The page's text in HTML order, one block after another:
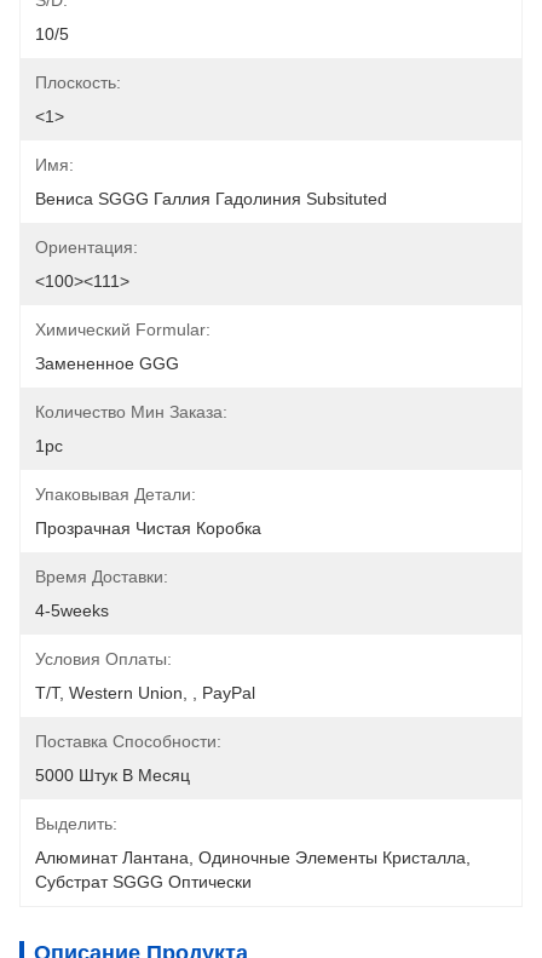
10/5
Плоскость:
<1>
Имя:
Вениса SGGG Галлия Гадолиния Subsituted
Ориентация:
<100><111>
Химический Formular:
Замененное GGG
Количество Мин Заказа:
1pc
Упаковывая Детали:
Прозрачная Чистая Коробка
Время Доставки:
4-5weeks
Условия Оплаты:
T/T, Western Union, , PayPal
Поставка Способности:
5000 Штук В Месяц
Выделить:
Алюминат Лантана Одиночные Элементы Кристалла
Субстрат SGGG Оптически
Описание Продукта